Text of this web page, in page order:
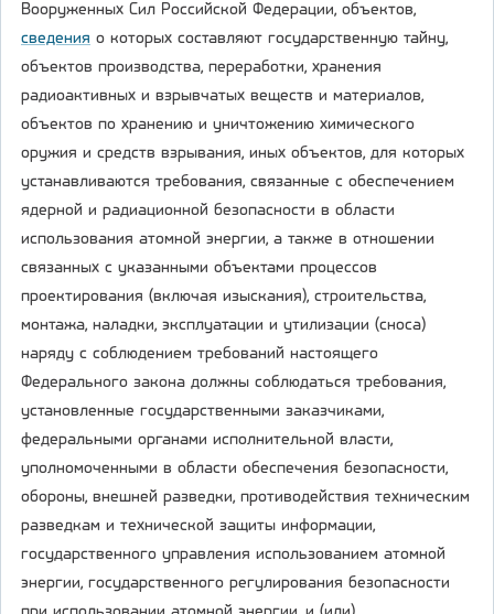
Вооруженных Сил Российской Федерации, объектов,
сведения о которых составляют государственную тайну,
объектов производства, переработки, хранения
радиоактивных и взрывчатых веществ и материалов,
объектов по хранению и уничтожению химического
оружия и средств взрывания, иных объектов, для которых
устанавливаются требования, связанные с обеспечением
ядерной и радиационной безопасности в области
использования атомной энергии, а также в отношении
связанных с указанными объектами процессов
проектирования (включая изыскания), строительства,
монтажа, наладки, эксплуатации и утилизации (сноса)
наряду с соблюдением требований настоящего
Федерального закона должны соблюдаться требования,
установленные государственными заказчиками,
федеральными органами исполнительной власти,
уполномоченными в области обеспечения безопасности,
обороны, внешней разведки, противодействия техническим
разведкам и технической защиты информации,
государственного управления использованием атомной
энергии, государственного регулирования безопасности